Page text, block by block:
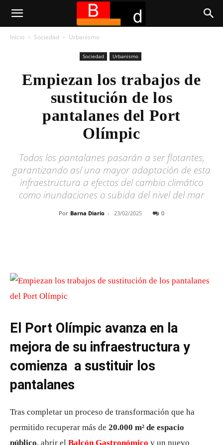
Inicio Sociedad Urbanismo
Sociedad Urbanismo
Empiezan los trabajos de
sustitución de los
pantalanes del Port
Olímpic
Todos los pantalanes pasarán a ser flotantes,
garantizando así una mayor adaptación de esta
infraestructura a efectos del cambio climático
como inundaciones o subida del nivel del mar
Por Barna Diario - 23/02/2025 0
El Port Olímpic avanza en la
mejora de su infraestructura y
comienza a sustituir los
pantalanes
Tras completar un proceso de transformación que ha
permitido recuperar más de 20.000 m² de espacio
público, abrir el Balcón Gastronómico y un nuevo